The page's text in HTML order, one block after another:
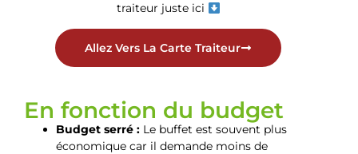
traiteur juste ici
Allez Vers La Carte Traiteur
En fonction du budget
Budget serré : Le buffet est souvent plus
économique car il demande moins de